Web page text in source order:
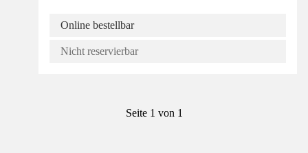
Online bestellbar
Nicht reservierbar
Seite 1 von 1